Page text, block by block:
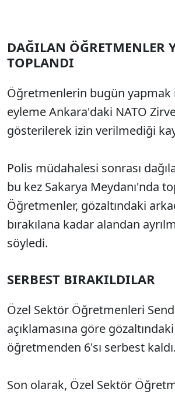
DAĞILAN ÖĞRETMENLER
TOPLANDI
Öğretmenlerin bugün yapmak
eyleme Ankara'daki NATO
gösterilerek izin verilmediği
Polis müdahalesi sonrası
bu kez Sakarya Meydanı'nda
Öğretmenler, gözaltındaki
bırakılana kadar alandan
söyledi.
SERBEST BIRAKILDILAR
Özel Sektör Öğretmenleri
açıklamasına göre gözaltındaki
öğretmenden 6'sı serbest kaldı.
Son olarak, Özel Sektör